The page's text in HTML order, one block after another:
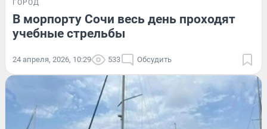
ГОРОД
В морпорту Сочи весь день проходят
учебные стрельбы
24 апреля, 2026, 10:29 533 Обсудить